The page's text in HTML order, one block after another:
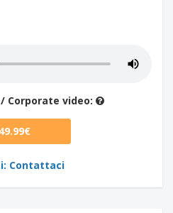
Corporate video:
49.99€
Contattaci